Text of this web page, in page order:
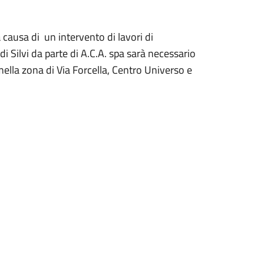
causa di un intervento di lavori di
da parte di A.C.A. spa sarà necessario
zona di Via Forcella, Centro Universo e